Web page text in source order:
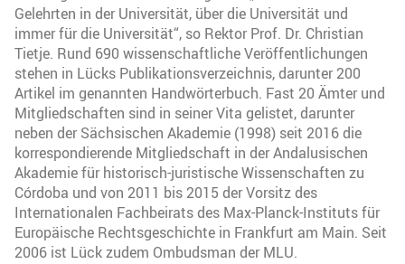
Gelehrten in der Universität, über die Universität und
immer für die Universität“, so Rektor Prof. Dr. Christian
Tietje. Rund 690 wissenschaftliche Veröffentlichungen
stehen in Lücks Publikationsverzeichnis, darunter 200
Artikel im genannten Handwörterbuch. Fast 20 Ämter und
Mitgliedschaften sind in seiner Vita gelistet, darunter
neben der Sächsischen Akademie (1998) seit 2016 die
korrespondierende Mitgliedschaft in der Andalusischen
Akademie für historisch-juristische Wissenschaften zu
Córdoba und von 2011 bis 2015 der Vorsitz des
Internationalen Fachbeirats des Max-Planck-Instituts für
Europäische Rechtsgeschichte in Frankfurt am Main. Seit
2006 ist Lück zudem Ombudsman der MLU.